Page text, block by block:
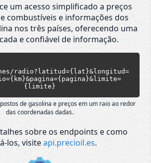
um acesso simplificado a preços
combustíveis e informações dos
nos três países, oferecendo uma
e confiável de informação.
radio?latitud={lat}&longitud=
{limite}
de gasolina e preços em um raio ao redor
das coordenadas dadas.
sobre os endpoints e como
los, visiteapi.precioil.es.